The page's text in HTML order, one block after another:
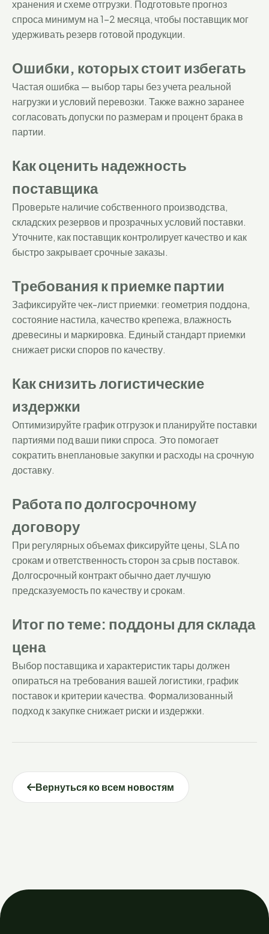
хранения и схеме отгрузки. Подготовьте прогноз
спроса минимум на 1-2 месяца, чтобы поставщик мог
удерживать резерв готовой продукции.
Ошибки, которых стоит избегать
Частая ошибка — выбор тары без учета реальной
нагрузки и условий перевозки. Также важно заранее
согласовать допуски по размерам и процент брака в
партии.
Как оценить надежность
поставщика
Проверьте наличие собственного производства,
складских резервов и прозрачных условий поставки.
Уточните, как поставщик контролирует качество и как
быстро закрывает срочные заказы.
Требования к приемке партии
Зафиксируйте чек-лист приемки: геометрия поддона,
состояние настила, качество крепежа, влажность
древесины и маркировка. Единый стандарт приемки
снижает риски споров по качеству.
Как снизить логистические
издержки
Оптимизируйте график отгрузок и планируйте поставки
партиями под ваши пики спроса. Это помогает
сократить внеплановые закупки и расходы на срочную
доставку.
Работа по долгосрочному
договору
При регулярных объемах фиксируйте цены, SLA по
срокам и ответственность сторон за срыв поставок.
Долгосрочный контракт обычно дает лучшую
предсказуемость по качеству и срокам.
Итог по теме: поддоны для склада
цена
Выбор поставщика и характеристик тары должен
опираться на требования вашей логистики, график
поставок и критерии качества. Формализованный
подход к закупке снижает риски и издержки.
Вернуться ко всем новостям